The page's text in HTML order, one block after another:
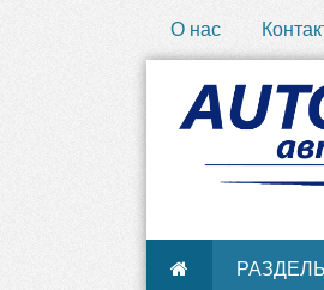
О нас
РАЗДЕЛЫ